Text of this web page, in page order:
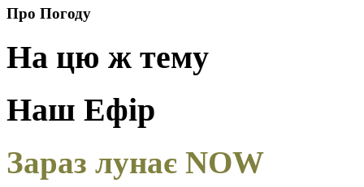
Про Погоду
На цю ж тему
Наш Ефір
Зараз лунає NOW